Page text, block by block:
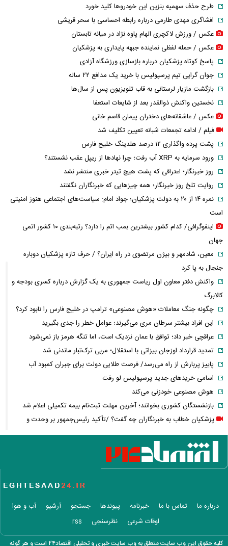
طرح حذف سهمیه بنزین این خودرو‌ها کلید خورد
افشاگری مهدی طارمی درباره رابطه احساسی با سحر قریشی
عکس / ورزش لاکچری الهام پاوه نژاد در میانه تابستان
عکس / حمله لفظی نماینده جبهه پایداری به پزشکیان
پاسخ کوتاه پزشکیان درباره بازسازی ورزشگاه آزادی
جوان گرایی تیم پرسپولیس با خرید یک مدافع ۲۲ ساله
بازگشت مازیار لرستانی به قاب تلویزیون پس از سال‌ها
نخستین واکنش ذوالقدر بعد از شایعات استعفا
عکس / عاشقانه‌های دختران پیمان قاسم خانی
فیلم / ادامه تجمعات شبانه تعیین تکلیف شد
پشت پرده واگذاری ۱۲ درصد هلدینگ خلیج فارس
ورود سرمایه به XRP آب رفت؛ چرا نهادها از ریپل عقب نشستند؟
روز خبرنگار؛ اعترافی که پشت هیچ تیتر خبری منتشر نشد
روایت تلخ روز خبرنگار؛ همه چیزهایی که خبرنگاران نگفتند
نمره ۱۴ از ۲۰ به دولت پزشکیان؛ جواد امام: سیاست‌های اجتماعی هنوز امنیتی
است
اینفوگرافی/ کدام کشور بیشترین بمب اتم را دارد؟ رتبه‌بندی ۱۰ کشور اتمی
جهان
معین، شادمهر و بیژن مرتضوی در راه ایران؟ / حرف تازه پزشکیان دوباره
جنجال به پا کرد
واکنش دفتر معاون اول ریاست جمهوری به یک گزارش درباره کسری بودجه و
کالابرگ
چگونه جنگ معاملات «هوش مصنوعی» ترامپ در خلیج فارس را نابود کرد؟
این افراد بیشتر سرطان مری می‌گیرند؛ عوامل خطر را جدی بگیرید
عراقچی خبر داد؛ توافق با عمان نزدیک است، اما تنگه هرمز باز نمی‌شود
تمدید قرارداد اوزجان بیزاتی با استقلال؛ مربی ترک‌تبار ماندنی شد
پاییز پربارش از راه می‌رسد/ فرصت طلایی دولت برای جبران کمبود آب
اسامی خریدهای جدید پرسپولیس لو رفت
هوش مصنوعی خودزنی می‌کند
بازنشستگان کشوری بخوانند؛ آخرین مهلت ثبت‌نام بیمه تکمیلی اعلام شد
پزشکیان خطاب به خبرنگاران چه گفت؟ /تأکید رئیس‌جمهور بر وحدت و
انسجام
شوک تازه به اقتصاد آمریکا / بازار کار آمریکا غافلگیر شد
لیونل مسی عزادار شد + عکس
بحران گاز جدی شد؛ صنعت گاز برای حل ناترازی سراغ دانش‌بنیان‌ها رفت
کلثوم اکبری در آستانه قصاص؛ ۱۰ حکم قصاص صادر شد، تصمیم نهایی با
رقیب آینده F-۳۵ از راه می‌رسد؛ جنگنده نسل ششمی چه مشخصاتی دارد؟
درباره ما تماس با ما خبرنامه پیوندها جستجو آرشیو
آب و هوا
اوقات شرعی
نظرسنجی rss
کلیه حقوق این وب سایت متعلق به وب سایت خبری و تحلیلی اقتصاد۲۴ است و هر گونه